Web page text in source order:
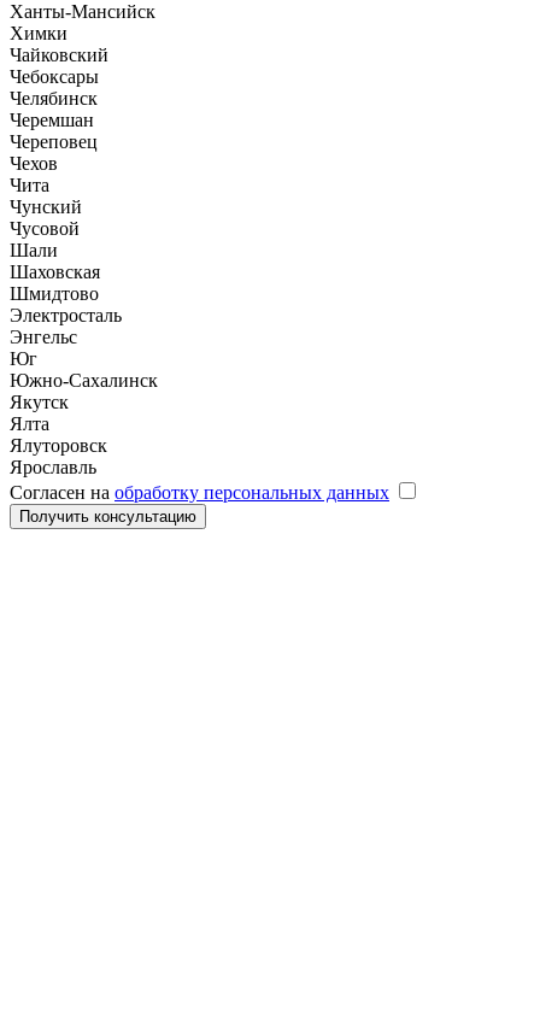
Ханты-Мансийск
Химки
Чайковский
Чебоксары
Челябинск
Черемшан
Череповец
Чехов
Чита
Чунский
Чусовой
Шали
Шаховская
Шмидтово
Электросталь
Энгельс
Юг
Южно-Сахалинск
Якутск
Ялта
Ялуторовск
Ярославль
Согласен на обработку персональных данных
Получить консультацию